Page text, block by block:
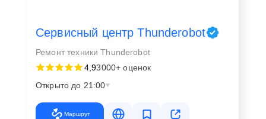
сертифицированные компоненты, что гарантирует
длительную службу и отличные рабочие
характеристики устройства после ремонта.
Преимущества обращения в ScRem
Сервисный центр Thunderobot
Ремонт техники Thunderobot
4,93000+ оценок
Открыто до 21:00
Маршрут